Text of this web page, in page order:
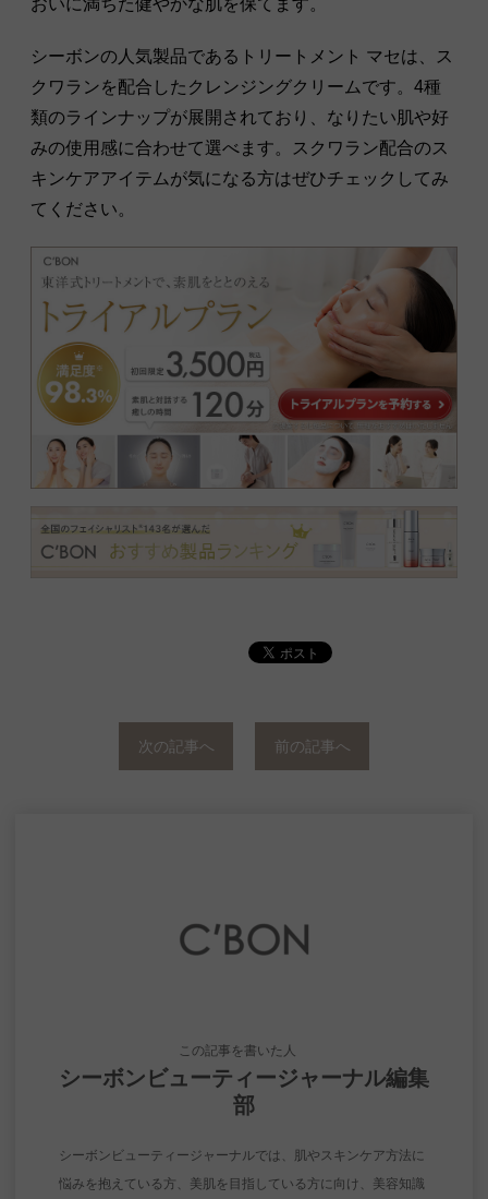
シーボンの人気製品であるトリートメント マセは、ス
クワランを配合したクレンジングクリームです。4種
類のラインナップが展開されており、なりたい肌や好
みの使用感に合わせて選べます。スクワラン配合のス
キンケアアイテムが気になる方はぜひチェックしてみ
てください。
次の記事へ 前の記事へ
この記事を書いた人
シーボンビューティージャーナル編集
部
シーボンビューティージャーナルでは、肌やスキンケア方法に
悩みを抱えている方、美肌を目指している方に向け、美容知識